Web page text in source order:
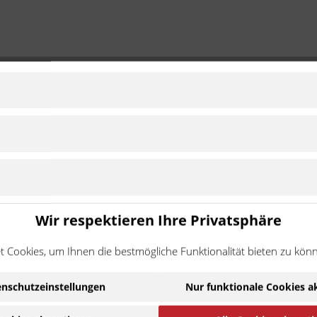
für hochqualitative Ersatz- und Verschleißteile für
Materialqualität und Herstellung. So werden KMP italiana
Wir respektieren Ihre Privatsphäre
Cookies, um Ihnen die bestmögliche Funktionalität bieten zu
Nur funktionale Cookies